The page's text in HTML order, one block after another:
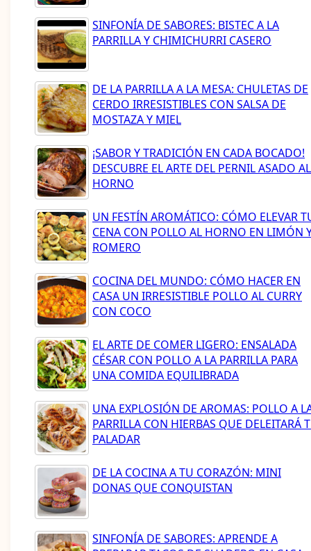
SINFONÍA DE SABORES: BISTEC A LA
PARRILLA Y CHIMICHURRI CASERO
DE LA PARRILLA A LA MESA: CHULETAS DE
CERDO IRRESISTIBLES CON SALSA DE
MOSTAZA Y MIEL
¡SABOR Y TRADICIÓN EN CADA BOCADO!
DESCUBRE EL ARTE DEL PERNIL ASADO AL
HORNO
UN FESTÍN AROMÁTICO: CÓMO ELEVAR
CENA CON POLLO AL HORNO EN LIMÓN
ROMERO
COCINA DEL MUNDO: CÓMO HACER EN
CASA UN IRRESISTIBLE POLLO AL CURRY
CON COCO
EL ARTE DE COMER LIGERO: ENSALADA
CÉSAR CON POLLO A LA PARRILLA PARA
UNA COMIDA EQUILIBRADA
UNA EXPLOSIÓN DE AROMAS: POLLO A
PARRILLA CON HIERBAS QUE DELEITARÁ
PALADAR
DE LA COCINA A TU CORAZÓN: MINI
DONAS QUE CONQUISTAN
SINFONÍA DE SABORES: APRENDE A